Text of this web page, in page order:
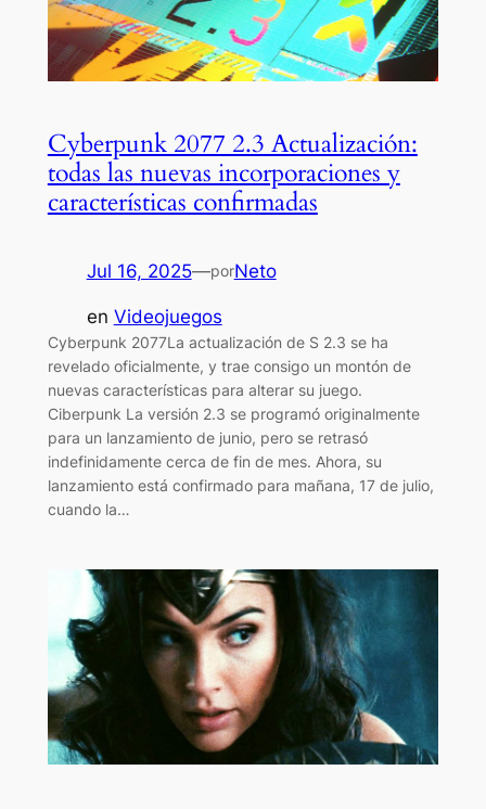
Cyberpunk 2077 2.3 Actualización:
todas las nuevas incorporaciones y
características confirmadas
Jul 16, 2025—porNeto
en Videojuegos
Cyberpunk 2077La actualización de S 2.3 se ha
revelado oficialmente, y trae consigo un montón de
nuevas características para alterar su juego.
Ciberpunk La versión 2.3 se programó originalmente
para un lanzamiento de junio, pero se retrasó
indefinidamente cerca de fin de mes. Ahora, su
lanzamiento está confirmado para mañana, 17 de julio,
cuando la…